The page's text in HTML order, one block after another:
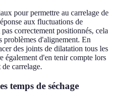
pour permettre au carrelage de
aux fluctuations de
correctement positionnés, cela
problèmes d'alignement. En
des joints de dilatation tous les
également d'en tenir compte lors
carrelage.
temps de séchage